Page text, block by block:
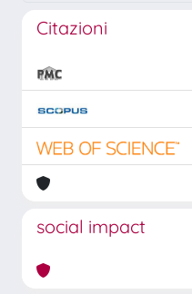
Citazioni
social impact